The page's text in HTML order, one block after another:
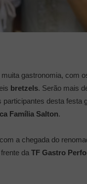
gastronomia, com
bretzels. Serão mais
desta festa
Família Salton.
a chegada do
da TF Gastro